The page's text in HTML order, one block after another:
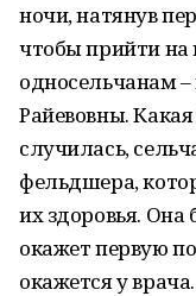
ночи, натянув
чтобы прийти
односельчанам
Райевовны.
случилась,
фельдшера,
их здоровья. Она
окажет первую
окажется у врача.